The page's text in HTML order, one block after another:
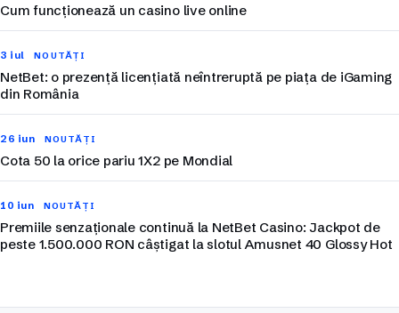
Cum funcționează un casino live online
3 iul NOUTĂȚI
NetBet: o prezență licențiată neîntreruptă pe piața de iGaming
din România
26 iun NOUTĂȚI
Cota 50 la orice pariu 1X2 pe Mondial
10 iun NOUTĂȚI
Premiile senzaționale continuă la NetBet Casino: Jackpot de
peste 1.500.000 RON câștigat la slotul Amusnet 40 Glossy Hot